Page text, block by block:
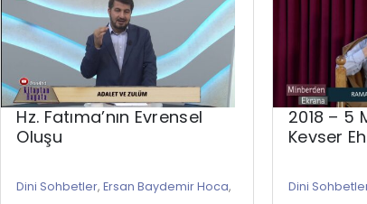
Hz. Fatıma’nın Evrensel
Oluşu
Dini Sohbetler,Ersan Baydemir Hoca,
2018 – 5
Kevser
Dini